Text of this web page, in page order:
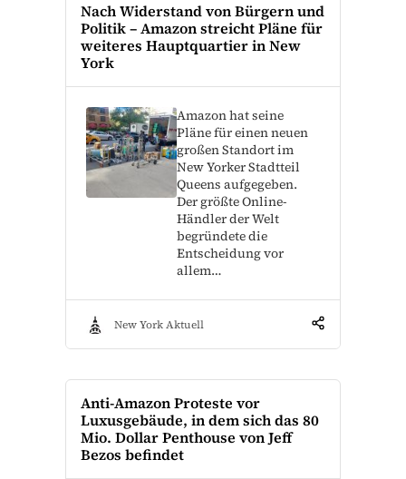
Nach Widerstand von Bürgern und
Politik – Amazon streicht Pläne für
weiteres Hauptquartier in New
York
Amazon hat seine
Pläne für einen neuen
großen Standort im
New Yorker Stadtteil
Queens aufgegeben.
Der größte Online-
Händler der Welt
begründete die
Entscheidung vor
allem…
New York Aktuell
Anti-Amazon Proteste vor
Luxusgebäude, in dem sich das 80
Mio. Dollar Penthouse von Jeff
Bezos befindet